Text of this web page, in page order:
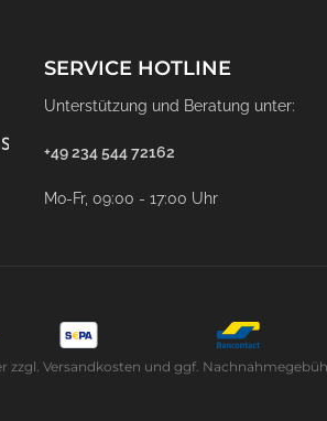
SERVICE HOTLINE
Unterstützung und Beratung unter:
+49 234 544 72162
Mo-Fr, 09:00 - 17:00 Uhr
zzgl. Versandkosten und ggf.